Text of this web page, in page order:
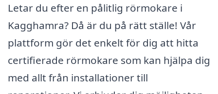
Letar du efter en pålitlig rörmokare i
Kagghamra? Då är du på rätt ställe! Vår
plattform gör det enkelt för dig att hitta
certifierade rörmokare som kan hjälpa dig
med allt från installationer till